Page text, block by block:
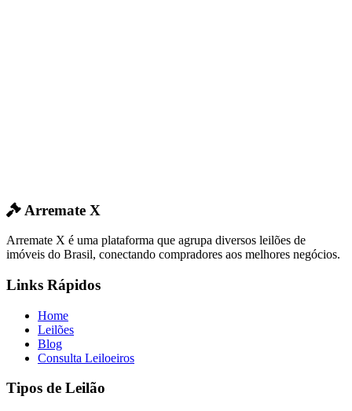
Arremate X
Arremate X é uma plataforma que agrupa diversos leilões de
imóveis do Brasil, conectando compradores aos melhores negócios.
Links Rápidos
Home
Leilões
Blog
Consulta Leiloeiros
Tipos de Leilão